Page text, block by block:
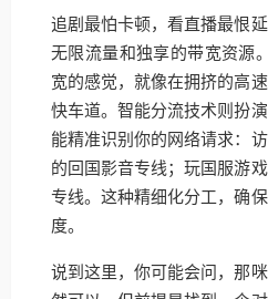
追剧最怕卡顿，看直播最恨
无限流量和独享的带宽资源
宽的感觉，就像在拥挤的高
快车道。智能分流技术则扮
能精准识别你的网络请求：
的回国影音专线；玩国服游
专线。这种精细化分工，确
度。
说到这里，你可能会问，那